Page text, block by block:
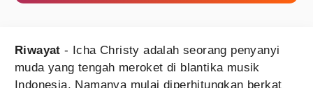
Riwayat - Icha Christy adalah seorang penyanyi
muda yang tengah meroket di blantika musik
Indonesia. Namanya mulai diperhitungkan berkat